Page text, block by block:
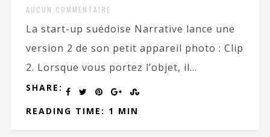
AUCUN COMMENTAIRE
La start-up suédoise Narrative lance une
version 2 de son petit appareil photo : Clip
2. Lorsque vous portez l’objet, il...
SHARE:
READING TIME: 1 MIN